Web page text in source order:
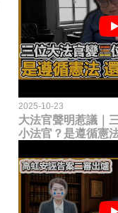
2025-10-23
大法官聲明惹議｜
小法官？是遵循憲